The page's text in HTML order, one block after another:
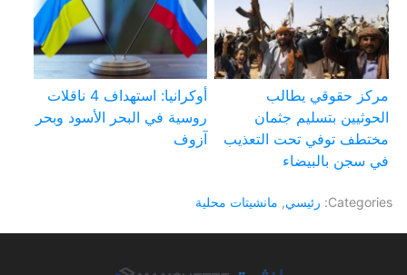
مركز حقوقي يطالب
الحوثيين بتسليم جثمان
مختطف توفي تحت التعذيب
في سجن بالبيضاء
أوكرانيا: استهداف 4 ناقلات
روسية في البحر الأسود وبحر
آزوف
Categories: رئيسي, مانشيتات محلية